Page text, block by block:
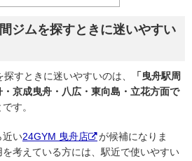
ジムを探すときに迷いやすい
すときに迷いやすいのは、
「曳舟駅周
京成曳舟・八広・東向島・立花方面で
す。
近い24GYM 曳舟店
が候補になりま
考えている方には、駅近で使いやすい